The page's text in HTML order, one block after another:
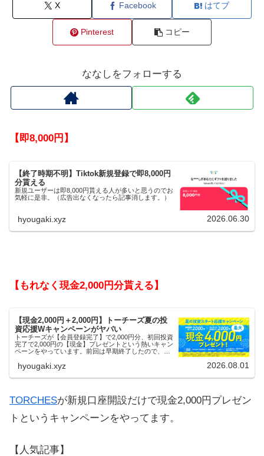
X Facebook はてブ
Pinterest コピー
ななしをフォローする
【即8,000円】
【終了時期不明】Tiktok新規登録で即8,000円
分貰える
新規ユーザーは即8,000円貰える人が多いと思うのでお
気軽に是非。（広告出なくなったら記事消します。）
hyougaki.xyz 2026.06.30
【もれなく現金2,000円分貰える】
【現金2,000円＋2,000円】トーチーズ夏の投
資応援Wキャンペーンがヤバい
トーチーズが【会員登録完了】で2,000円分、初回投資
完了で2,000円の【現金】プレゼントという熱いキャン
ペーンをやっています。前回は早期終了したので、使
hyougaki.xyz 2026.08.01
TORCHESが新規口座開設だけで現金2,000円プレゼン
トというキャンペーンをやってます。
【人気記事】